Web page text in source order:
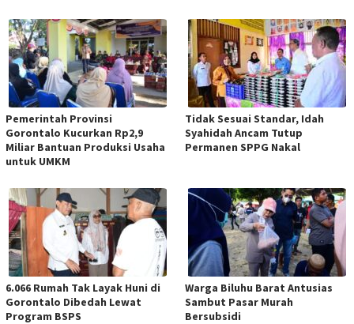
Pemerintah Provinsi
Gorontalo Kucurkan Rp2,9
Miliar Bantuan Produksi Usaha
untuk UMKM
Tidak Sesuai Standar, Idah
Syahidah Ancam Tutup
Permanen SPPG Nakal
6.066 Rumah Tak Layak Huni di
Gorontalo Dibedah Lewat
Program BSPS
Warga Biluhu Barat Antusias
Sambut Pasar Murah
Bersubsidi